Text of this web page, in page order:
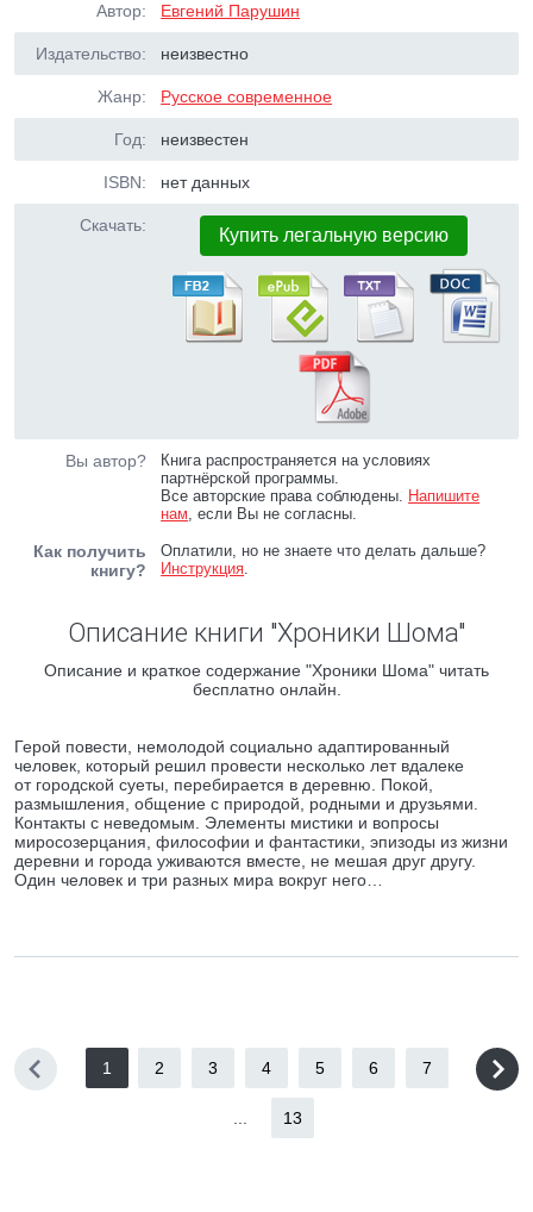
Автор: Евгений Парушин
Издательство: неизвестно
Жанр: Русское современное
Год: неизвестен
ISBN: нет данных
Скачать: Купить легальную версию
Вы автор?
Книга распространяется на условиях
партнёрской программы.
Все авторские права соблюдены. Напишите
нам, если Вы не согласны.
Как получить
книгу?
Оплатили, но не знаете что делать дальше?
Инструкция.
Описание книги "Хроники Шома"
Описание и краткое содержание "Хроники Шома" читать
бесплатно онлайн.
Герой повести, немолодой социально адаптированный
человек, который решил провести несколько лет вдалеке
от городской суеты, перебирается в деревню. Покой,
размышления, общение с природой, родными и друзьями.
Контакты с неведомым. Элементы мистики и вопросы
миросозерцания, философии и фантастики, эпизоды из жизни
деревни и города уживаются вместе, не мешая друг другу.
Один человек и три разных мира вокруг него…
1 2 3 4 5 6 7
13